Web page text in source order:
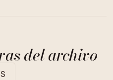
del archivo